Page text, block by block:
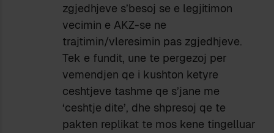
zgjedhjeve s’besoj se e legjitimon
vecimin e AKZ-se ne
trajtimin/vleresimin pas zgjedhjeve.
Tek e fundit, une te pergezoj per
vemendjen qe i kushton ketyre
ceshtjeve tashme qe s’jane me
‘ceshtje dite’, dhe shpresoj qe te
pakten replikat te mos kene tingelluar